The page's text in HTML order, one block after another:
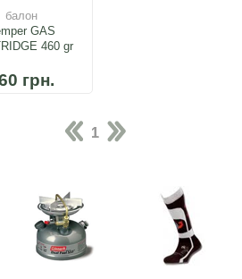
балон
GAS
460 gr
грн.
1